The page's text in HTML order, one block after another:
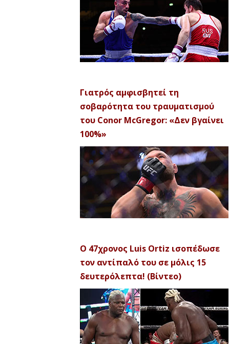
Γιατρός αμφισβητεί τη
σοβαρότητα του τραυματισμού
του Conor McGregor: «Δεν βγαίνει
100%»
Ο 47χρονος Luis Ortiz ισοπέδωσε
τον αντίπαλό του σε μόλις 15
δευτερόλεπτα! (Βίντεο)